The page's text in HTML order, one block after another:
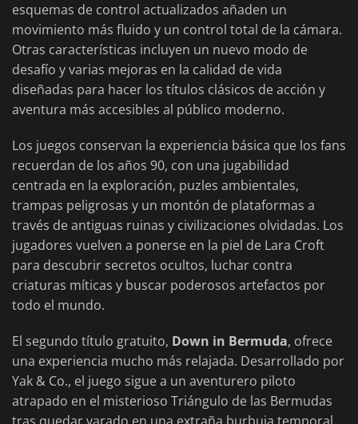
esquemas de control actualizados añaden un
movimiento más fluido y un control total de la cámara.
Otras características incluyen un nuevo modo de
desafío y varias mejoras en la calidad de vida
diseñadas para hacer los títulos clásicos de acción y
aventura más accesibles al público moderno.
Los juegos conservan la experiencia básica que los fans
recuerdan de los años 90, con una jugabilidad
centrada en la exploración, puzles ambientales,
trampas peligrosas y un montón de plataformas a
través de antiguas ruinas y civilizaciones olvidadas. Los
jugadores vuelven a ponerse en la piel de Lara Croft
para descubrir secretos ocultos, luchar contra
criaturas míticas y buscar poderosos artefactos por
todo el mundo.
El segundo título gratuito, Down in Bermuda, ofrece
una experiencia mucho más relajada. Desarrollado por
Yak & Co., el juego sigue a un aventurero piloto
atrapado en el misterioso Triángulo de las Bermudas